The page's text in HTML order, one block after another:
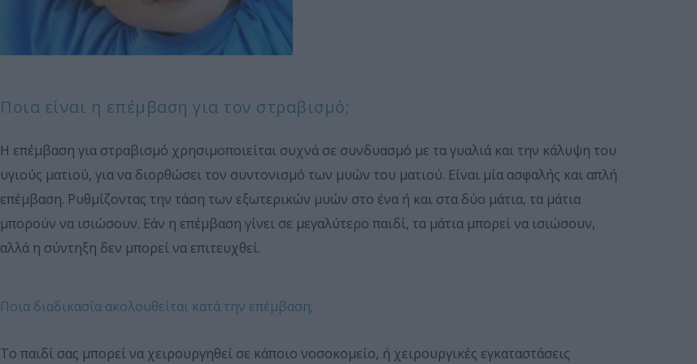
Ποια είναι η επέμβαση για τον στραβισμό;
Η επέμβαση για στραβισμό χρησιμοποιείται συχνά σε συνδυασμό με τα γυαλιά και την κάλυψη του
υγιούς ματιού, για να διορθώσει τον συντονισμό των μυών του ματιού. Είναι μία ασφαλής και απλή
επέμβαση. Ρυθμίζοντας την τάση των εξωτερικών μυών στο ένα ή και στα δύο μάτια, τα μάτια
μπορούν να ισιώσουν. Εάν η επέμβαση γίνει σε μεγαλύτερο παιδί, τα μάτια μπορεί να ισιώσουν,
αλλά η σύντηξη δεν μπορεί να επιτευχθεί.
Ποια διαδικασία ακολουθείται κατά την επέμβαση;
Το παιδί σας μπορεί να χειρουργηθεί σε κάποιο νοσοκομείο, ή χειρουργικές εγκαταστάσεις